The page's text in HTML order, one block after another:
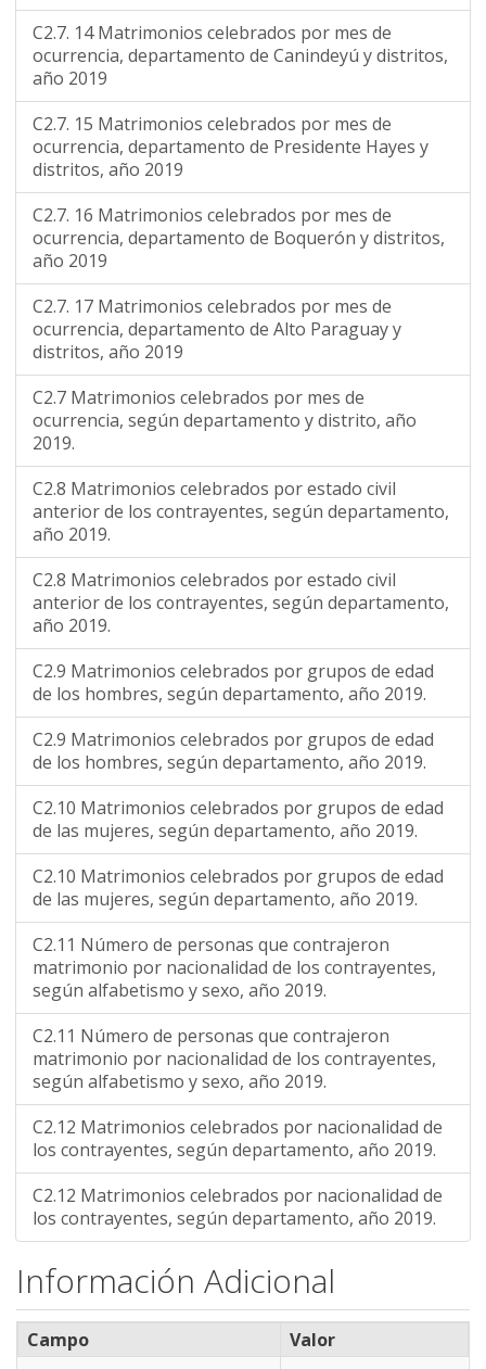
C2.7. 14 Matrimonios celebrados por mes de
ocurrencia, departamento de Canindeyú y distritos,
año 2019
C2.7. 15 Matrimonios celebrados por mes de
ocurrencia, departamento de Presidente Hayes y
distritos, año 2019
C2.7. 16 Matrimonios celebrados por mes de
ocurrencia, departamento de Boquerón y distritos,
año 2019
C2.7. 17 Matrimonios celebrados por mes de
ocurrencia, departamento de Alto Paraguay y
distritos, año 2019
C2.7 Matrimonios celebrados por mes de
ocurrencia, según departamento y distrito, año
2019.
C2.8 Matrimonios celebrados por estado civil
anterior de los contrayentes, según departamento,
año 2019.
C2.8 Matrimonios celebrados por estado civil
anterior de los contrayentes, según departamento,
año 2019.
C2.9 Matrimonios celebrados por grupos de edad
de los hombres, según departamento, año 2019.
C2.9 Matrimonios celebrados por grupos de edad
de los hombres, según departamento, año 2019.
C2.10 Matrimonios celebrados por grupos de edad
de las mujeres, según departamento, año 2019.
C2.10 Matrimonios celebrados por grupos de edad
de las mujeres, según departamento, año 2019.
C2.11 Número de personas que contrajeron
matrimonio por nacionalidad de los contrayentes,
según alfabetismo y sexo, año 2019.
C2.11 Número de personas que contrajeron
matrimonio por nacionalidad de los contrayentes,
según alfabetismo y sexo, año 2019.
C2.12 Matrimonios celebrados por nacionalidad de
los contrayentes, según departamento, año 2019.
C2.12 Matrimonios celebrados por nacionalidad de
los contrayentes, según departamento, año 2019.
Información Adicional
Campo
Valor